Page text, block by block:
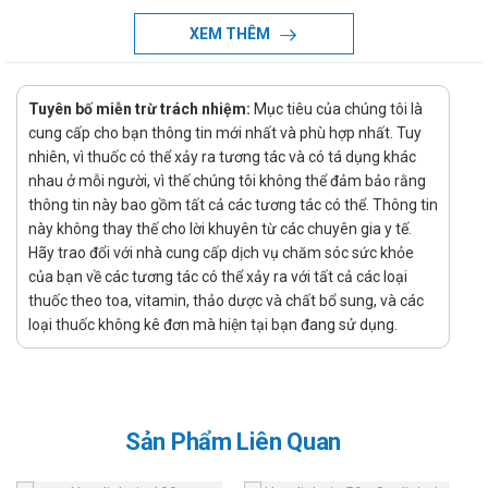
đến quá trình beta oxy hóa các tế bào có thành phần axit
béo. Ức chế oxy hóa axit béo nhưng làm tăng cường oxy
lượng hơn quá trình oxy hóa axit béo. Cho nên, khả năng
chuyển đổi oxy hóa các chất nhằm tạo duy trì một nguồn
năng lượng cho tế bào cơ tim hoạt động trong suốt
khoảng thời gian thiếu máu cục bộ.
Trimezadin tác động như một chất chuyển hóa tạo năng
lượng cho tế bào cơ tim thiếu máu cục bộ. Trimezadin
giúp bảo vệ nguồn ATP nội bào trong tế bào cơ tim khi
thiếu máu, không làm thay đổi huyết động và ảnh hưởng
đến bất kỳ quá trình co bóp hay các hoạt động khác của tế
bào cơ tim.
bệnh nhân chỉ cần sử dụng một viên H-Vacolaren thì sẽ
XEM THÊM
Tuyên bố miễn trừ trách nhiệm: Mục tiêu của chúng tôi là
cung cấp cho bạn thông tin mới nhất và phù hợp nhất. Tuy
nhiên, vì thuốc có thể xảy ra tương tác và có tá dụng khác
nhau ở mỗi người, vì thế chúng tôi không thể đảm bảo rằng
thông tin này bao gồm tất cả các tương tác có thể. Thông tin
này không thay thế cho lời khuyên từ các chuyên gia y tế.
Hãy trao đổi với nhà cung cấp dịch vụ chăm sóc sức khỏe
của bạn về các tương tác có thể xảy ra với tất cả các loại
thuốc theo toa, vitamin, thảo dược và chất bổ sung, và các
loại thuốc không kê đơn mà hiện tại bạn đang sử dụng.
Sản Phẩm Liên Quan